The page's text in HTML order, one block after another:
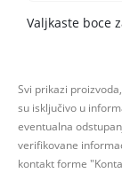
Svi prikazi
su isključivo u
eventualna
verifikovane
kontakt forme